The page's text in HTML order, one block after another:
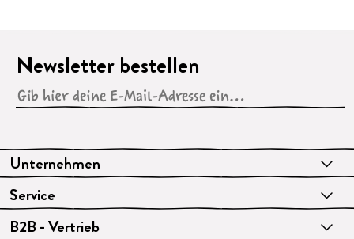
Unternehmen
Service
B2B - Vertrieb
Newsletter bestellen